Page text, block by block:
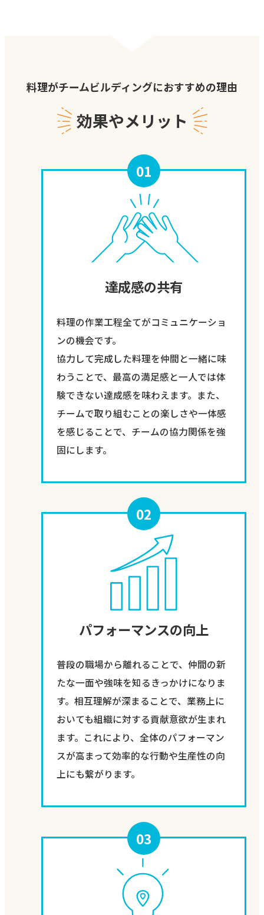
料理がチームビルディングにおすすめの理由
効果やメリット
01
達成感の共有
料理の作業工程全てがコミュニケーショ
ンの機会です。
協力して完成した料理を仲間と一緒に味
わうことで、最高の満足感と一人では体
験できない達成感を味わえます。また、
チームで取り組むことの楽しさや一体感
を感じることで、チームの協力関係を強
固にします。
02
パフォーマンスの向上
普段の職場から離れることで、仲間の新
たな一面や強味を知るきっかけになりま
す。相互理解が深まることで、業務上に
おいても組織に対する貢献意欲が生まれ
ます。これにより、全体のパフォーマン
スが高まって効率的な行動や生産性の向
上にも繋がります。
03